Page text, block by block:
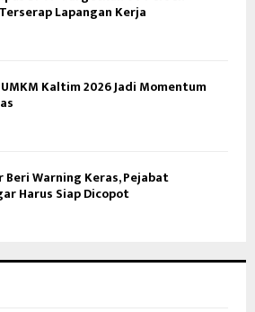
Lapangan Kerja
Kaltim 2026 Jadi Momentum
Beri Warning Keras, Pejabat
Harus Siap Dicopot